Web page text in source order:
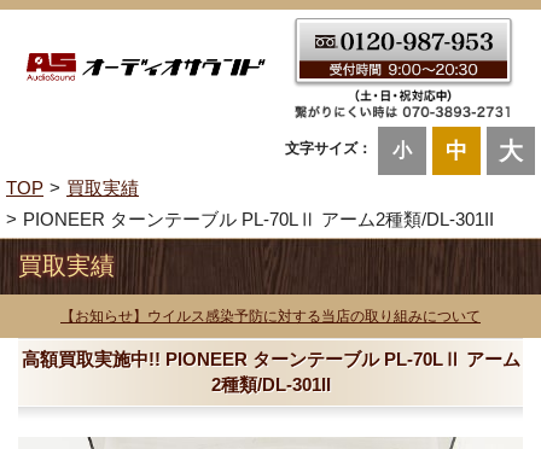
文字サイズ： 小 中 大
TOP
買取実績
PIONEER ターンテーブル PL-70LⅡ アーム2種類/DL-301II
買取実績
【お知らせ】ウイルス感染予防に対する当店の取り組みについて
高額買取実施中!! PIONEER ターンテーブル PL-70LⅡ アーム
2種類/DL-301II